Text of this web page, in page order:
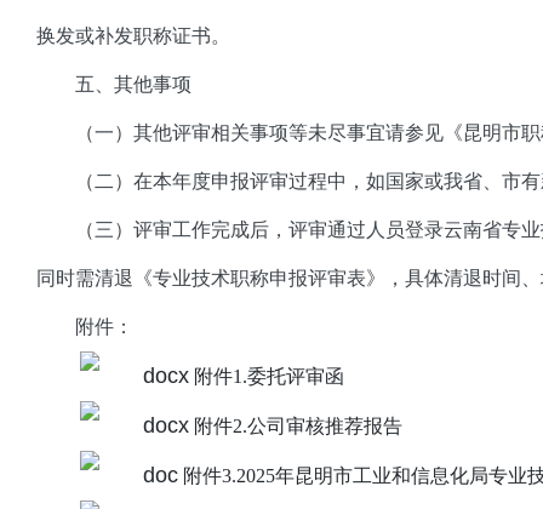
换发或补发职称证书。
五、其他事项
（一）其他评审相关事项等未尽事宜请参见《昆明市
（二）在本年度申报评审过程中，如国家或我省、市
（三）评审工作完成后，评审通过人员登录云南省专
同时需清退《专业技术职称申报评审表》，具体清退时间
附件：
附件1.委托评审函
附件2.公司审核推荐报告
附件3.2025年昆明市工业和信息化局专业